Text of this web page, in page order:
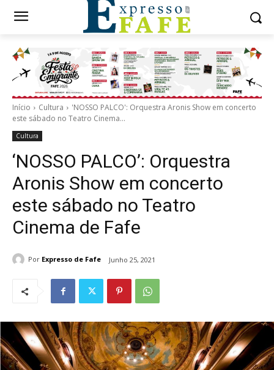
Início Cultura
'NOSSO PALCO': Orquestra Aronis Show em concerto
este sábado no Teatro Cinema...
Cultura
‘NOSSO PALCO’: Orquestra
Aronis Show em concerto
este sábado no Teatro
Cinema de Fafe
Por Expresso de Fafe Junho 25, 2021